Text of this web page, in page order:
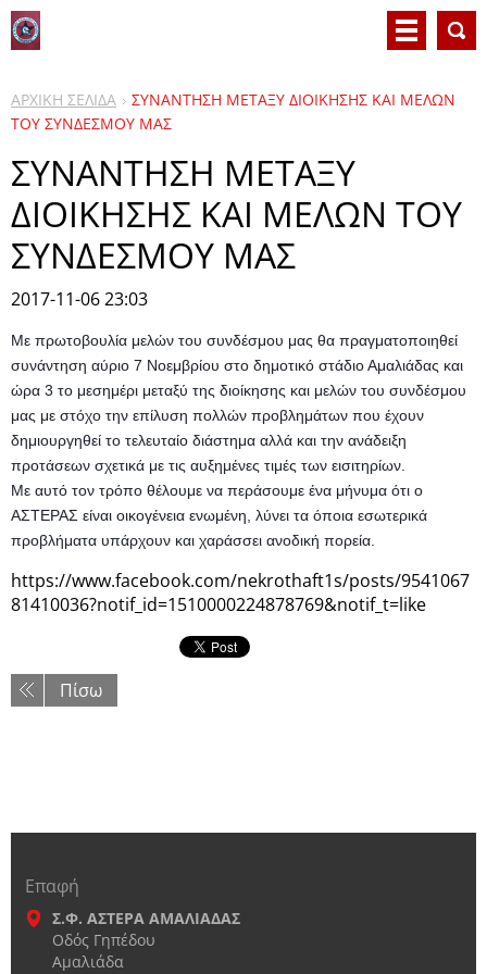
ΑΡΧΙΚΗ ΣΕΛΙΔΑ
ΣΥΝΑΝΤΗΣΗ ΜΕΤΑΞΥ ΔΙΟΙΚΗΣΗΣ ΚΑΙ ΜΕΛΩΝ
ΤΟΥ ΣΥΝΔΕΣΜΟΥ ΜΑΣ
ΣΥΝΑΝΤΗΣΗ ΜΕΤΑΞΥ
ΔΙΟΙΚΗΣΗΣ ΚΑΙ ΜΕΛΩΝ ΤΟΥ
ΣΥΝΔΕΣΜΟΥ ΜΑΣ
2017-11-06 23:03
Με πρωτοβουλία μελών του συνδέσμου μας θα πραγματοποιηθεί
συνάντηση αύριο 7 Νοεμβρίου στο δημοτικό στάδιο Αμαλιάδας και
ώρα 3 το μεσημέρι μεταξύ της διοίκησης και μελών του συνδέσμου
μας με στόχο την επίλυση πολλών προβλημάτων που έχουν
δημιουργηθεί το τελευταίο διάστημα αλλά και την ανάδειξη
προτάσεων σχετικά με τις αυξημένες τιμές των εισιτηρίων.
Με αυτό τον τρόπο θέλουμε να περάσουμε ένα μήνυμα ότι ο
ΑΣΤΕΡΑΣ είναι οικογένεια ενωμένη, λύνει τα όποια εσωτερικά
προβλήματα υπάρχουν και χαράσσει ανοδική πορεία.
https://www.facebook.com/nekrothaft1s/posts/9541067
81410036?notif_id=1510000224878769&notif_t=like
Πίσω
Επαφή
Σ.Φ. ΑΣΤΕΡΑ ΑΜΑΛΙΑΔΑΣ
Οδός Γηπέδου
Αμαλιάδα